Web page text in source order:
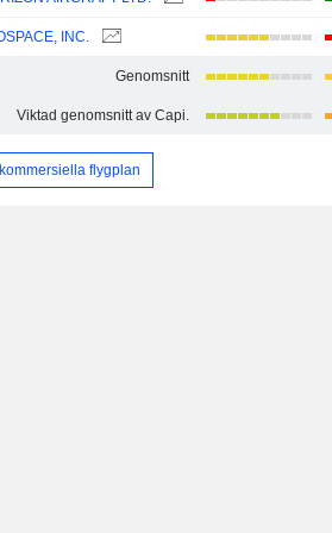
INC.
Genomsnitt
Viktad genomsnitt av Capi.
flygplan